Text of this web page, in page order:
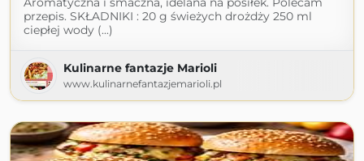
przepis. SKŁADNIKI : 20 g świeżych drożdży 250 ml
ciepłej wody (...)
Kulinarne fantazje Marioli
www.kulinarnefantazjemarioli.pl